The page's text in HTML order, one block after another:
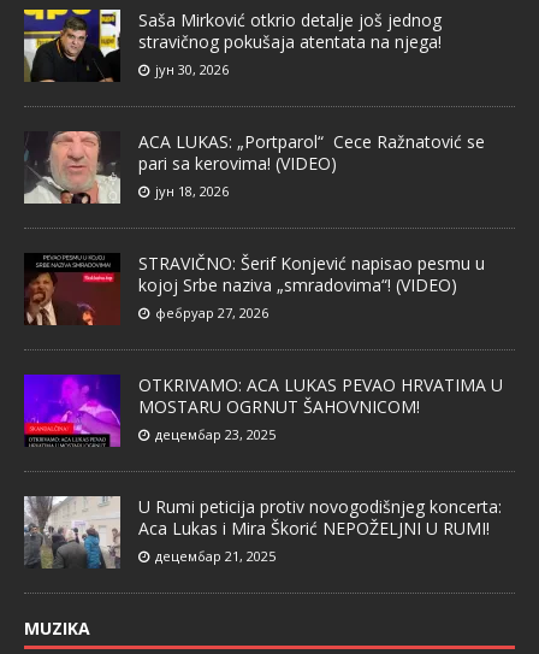
Saša Mirković otkrio detalje još jednog
stravičnog pokušaja atentata na njega!
јун 30, 2026
ACA LUKAS: „Portparol“ Cece Ražnatović se
pari sa kerovima! (VIDEO)
јун 18, 2026
STRAVIČNO: Šerif Konjević napisao pesmu u
kojoj Srbe naziva „smradovima“! (VIDEO)
фебруар 27, 2026
OTKRIVAMO: ACA LUKAS PEVAO HRVATIMA U
MOSTARU OGRNUT ŠAHOVNICOM!
децембар 23, 2025
U Rumi peticija protiv novogodišnjeg koncerta:
Aca Lukas i Mira Škorić NEPOŽELJNI U RUMI!
децембар 21, 2025
MUZIKA